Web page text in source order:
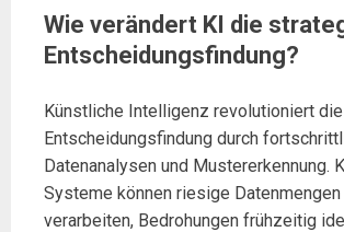
Wie verändert KI die
Entscheidungsfindung?
Künstliche Intelligenz revolutioniert
Entscheidungsfindung durch
Datenanalysen und Mustererkennung.
Systeme können riesige
verarbeiten, Bedrohungen frühzeitig